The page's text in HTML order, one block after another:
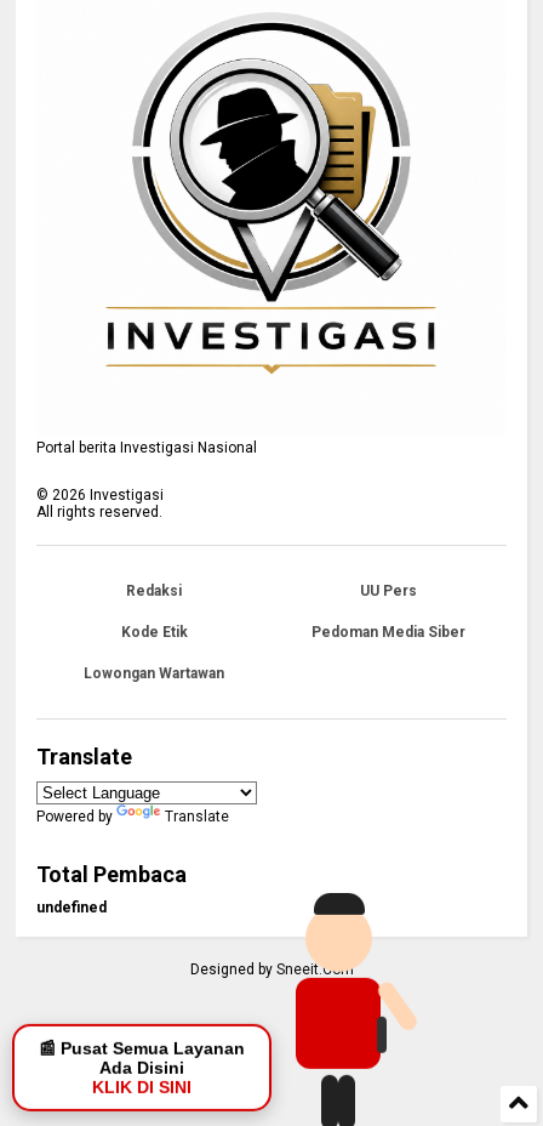
📰 Pusat Semua Layanan
Ada Disini
KLIK DI SINI
Portal berita Investigasi Nasional
©2026 Investigasi
All rights reserved.
Redaksi UU Pers
Kode Etik Pedoman Media Siber
Lowongan Wartawan
Translate
Powered by Translate
Total Pembaca
undefned
Designed by Sneeit.Com